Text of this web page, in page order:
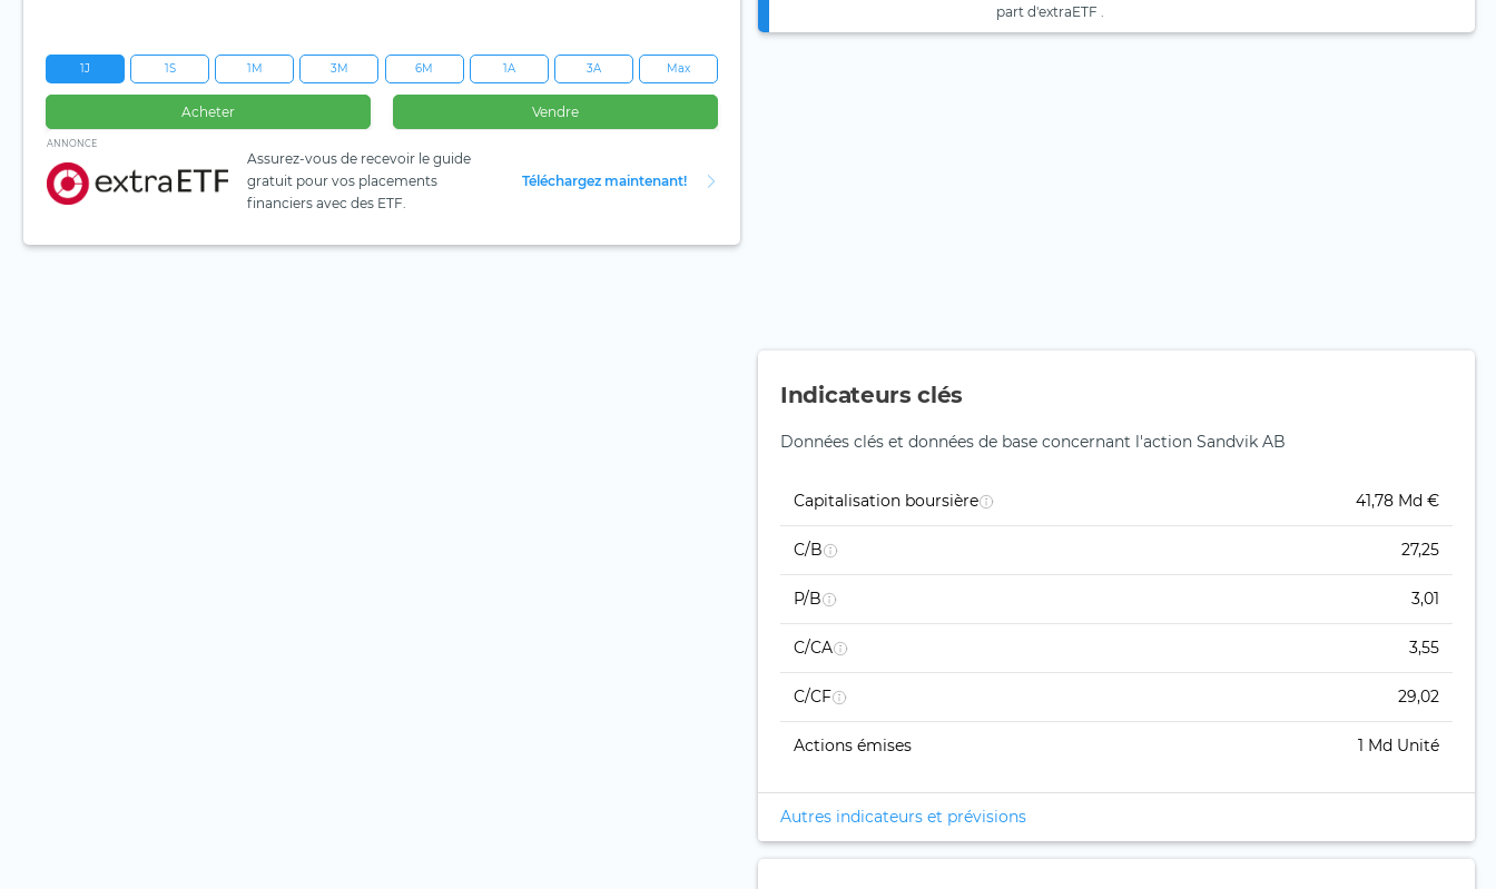
1J 1S 1M 3M 6M 1A 3A Max
Acheter Vendre
ANNONCE
Assurez-vous de recevoir le guide
gratuit pour vos placements
financiers avec des ETF.
Téléchargez maintenant!
part d'extraETF .
Indicateurs clés
Données clés et données de base concernant l'action Sandvik AB
Capitalisation boursière 41,78 Md €
C/B 27,25
P/B 3,01
C/CA 3,55
C/CF 29,02
Actions émises 1 Md Unité
Autres indicateurs et prévisions